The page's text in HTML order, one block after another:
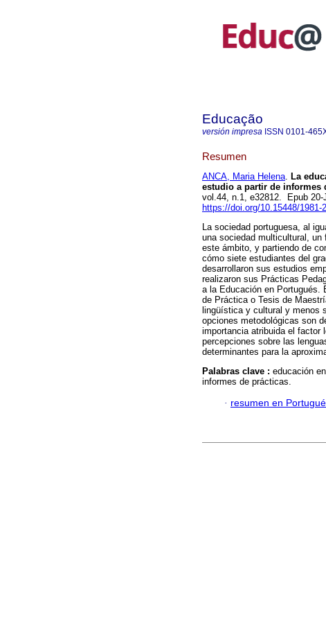
Educação
versión impresa ISSN 0101-
Resumen
ANCA, Maria Helena. La
estudio a partir de informes
vol.44, n.1, e32812. Epub 20-
https://doi.org/10.15448/1981-
La sociedad portuguesa, al
una sociedad multicultural,
este ámbito, y partiendo de
cómo siete estudiantes del
desarrollaron sus estudios
realizaron sus Prácticas
a la Educación en Portugués.
de Práctica o Tesis de
lingüística y cultural y menos
opciones metodológicas son
importancia atribuida el factor
percepciones sobre las
determinantes para la
Palabras clave : educación
informes de prácticas.
· resumen en